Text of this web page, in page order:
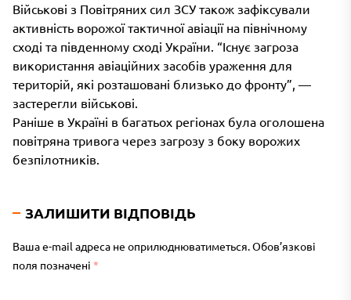
Військові з Повітряних сил ЗСУ також зафіксували
активність ворожої тактичної авіації на північному
сході та південному сході України. “Існує загроза
використання авіаційних засобів ураження для
територій, які розташовані близько до фронту”, —
застерегли військові.
Раніше в Україні в багатьох регіонах була оголошена
повітряна тривога через загрозу з боку ворожих
безпілотників.
ЗАЛИШИТИ ВІДПОВІДЬ
Ваша e-mail адреса не оприлюднюватиметься.Обов’язкові
поля позначені *